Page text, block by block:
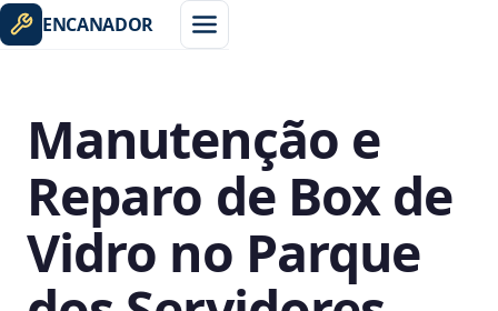
ENCANADOR
Manutenção e
Reparo de Box de
Vidro no Parque